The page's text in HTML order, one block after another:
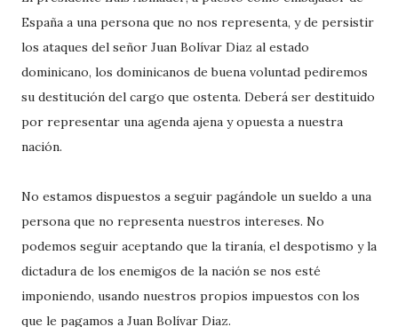
España a una persona que no nos representa, y de persistir
los ataques del señor Juan Bolívar Diaz al estado
dominicano, los dominicanos de buena voluntad pediremos
su destitución del cargo que ostenta. Deberá ser destituido
por representar una agenda ajena y opuesta a nuestra
nación.
No estamos dispuestos a seguir pagándole un sueldo a una
persona que no representa nuestros intereses. No
podemos seguir aceptando que la tiranía, el despotismo y la
dictadura de los enemigos de la nación se nos esté
imponiendo, usando nuestros propios impuestos con los
que le pagamos a Juan Bolívar Diaz.